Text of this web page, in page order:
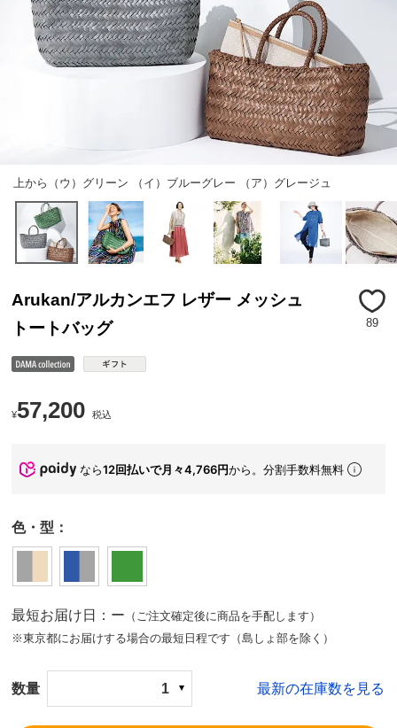
上から（ウ）グリーン （イ）ブルーグレー （ア）グレージュ
Arukan/アルカンエフ レザー メッシュ
トートバッグ
89
¥57,200 税込
なら12回払いで月々4,766円から。分割手数料無料
色・型：
最短お届け日：ー （ご注文確定後に商品を手配します）
※東京都にお届けする場合の最短日程です（島しょ部を除く）
数量 1 最新の在庫数を見る